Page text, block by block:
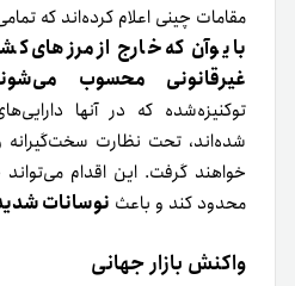
مقامات چینی اعلام کرده‌اند که
با یوآن که خارج از مرزهای
غیرقانونی محسوب
توکنیزه‌شده که در آنها
شده‌اند، تحت نظارت
خواهند گرفت. این اقدام می‌تواند
محدود کند و باعث نوسانات
واکنش بازار جهانی